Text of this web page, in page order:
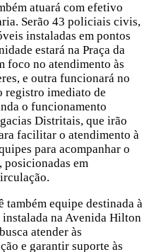
atuará com efetivo
Serão 43 policiais civis,
instaladas em pontos
estará na Praça da
foco no atendimento às
e outra funcionará no
registro imediato de
o funcionamento
Distritais, que irão
facilitar o atendimento à
para acompanhar o
posicionadas em
equipe destinada à
instalada na Avenida Hilton
atender às
e garantir suporte às